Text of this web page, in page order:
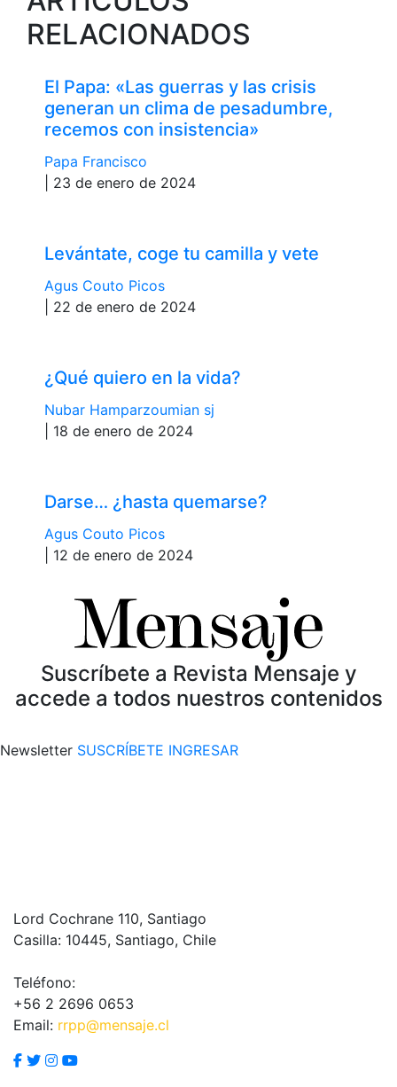
RELACIONADOS
El Papa: «Las guerras y las crisis
generan un clima de pesadumbre,
recemos con insistencia»
Papa Francisco
| 23 de enero de 2024
Levántate, coge tu camilla y vete
Agus Couto Picos
| 22 de enero de 2024
¿Qué quiero en la vida?
Nubar Hamparzoumian sj
| 18 de enero de 2024
Darse… ¿hasta quemarse?
Agus Couto Picos
| 12 de enero de 2024
Suscríbete a Revista Mensaje y
accede a todos nuestros contenidos
Newsletter SUSCRÍBETE INGRESAR
Lord Cochrane 110, Santiago
Casilla: 10445, Santiago, Chile
Teléfono:
+56 2 2696 0653
Email: rrpp@mensaje.cl